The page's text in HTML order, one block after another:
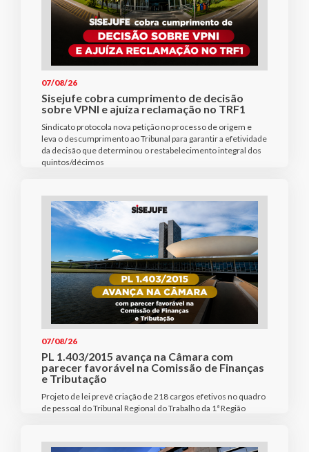
07/08/26
Sisejufe cobra cumprimento de decisão
sobre VPNI e ajuíza reclamação no TRF1
Sindicato protocola nova petição no processo de origem e
leva o descumprimento ao Tribunal para garantir a efetividade
da decisão que determinou o restabelecimento integral dos
quintos/décimos
07/08/26
PL 1.403/2015 avança na Câmara com
parecer favorável na Comissão de Finanças
e Tributação
Projeto de lei prevê criação de 218 cargos efetivos no quadro
de pessoal do Tribunal Regional do Trabalho da 1ª Região